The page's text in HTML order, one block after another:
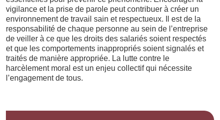
vigilance et la prise de parole peut contribuer à créer un
environnement de travail sain et respectueux. Il est de la
responsabilité de chaque personne au sein de l’entreprise
de veiller à ce que les droits des salariés soient respectés
et que les comportements inappropriés soient signalés et
traités de manière appropriée. La lutte contre le
harcèlement moral est un enjeu collectif qui nécessite
l’engagement de tous.